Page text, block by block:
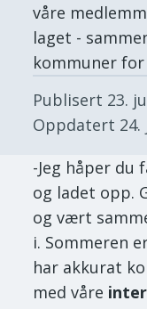
våre
laget -
kommuner for
Publisert 23.
Oppdatert 24.
-Jeg håper
og ladet opp.
og vært
i. Sommeren
har akkurat
med våre